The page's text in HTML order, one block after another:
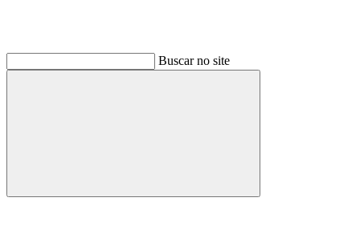
Buscar no site
Buscar